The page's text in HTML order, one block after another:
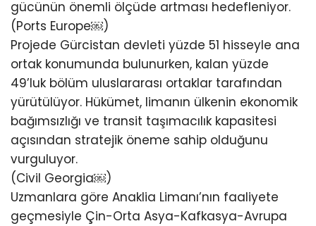
gücünün önemli ölçüde artması hedefleniyor.
(Ports Europe⁠￼)
Projede Gürcistan devleti yüzde 51 hisseyle ana
ortak konumunda bulunurken, kalan yüzde
49’luk bölüm uluslararası ortaklar tarafından
yürütülüyor. Hükümet, limanın ülkenin ekonomik
bağımsızlığı ve transit taşımacılık kapasitesi
açısından stratejik öneme sahip olduğunu
vurguluyor.
(Civil Georgia⁠￼)
Uzmanlara göre Anaklia Limanı’nın faaliyete
geçmesiyle Çin-Orta Asya-Kafkasya-Avrupa